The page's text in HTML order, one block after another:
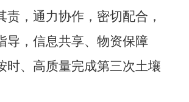
责，通力协作，密切配合，
导，信息共享、物资保障
时、高质量完成第三次土壤